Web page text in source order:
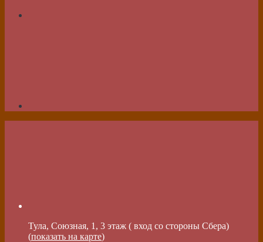
Тула, Союзная, 1, 3 этаж ( вход со стороны Сбера)
(показать на карте)